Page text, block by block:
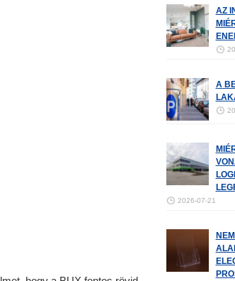
AZ
A
2026-07-21